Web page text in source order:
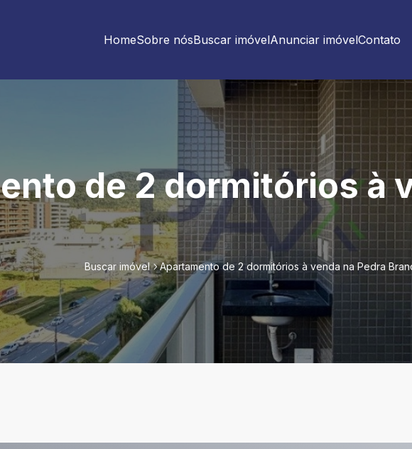
HomeSobre nósBuscar imóvelAnunciar imóvelContato
de 2 dormitórios à
Buscar imóvel Apartamento de 2 dormitórios à venda na Pedra